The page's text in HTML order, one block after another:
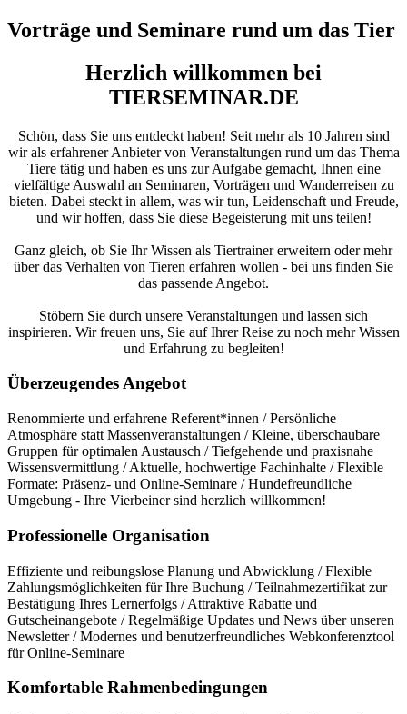
Vorträge und Seminare rund um das Tier
Herzlich willkommen bei
TIERSEMINAR.DE
Schön, dass Sie uns entdeckt haben! Seit mehr als 10 Jahren sind
wir als erfahrener Anbieter von Veranstaltungen rund um das Thema
Tiere tätig und haben es uns zur Aufgabe gemacht, Ihnen eine
vielfältige Auswahl an Seminaren, Vorträgen und Wanderreisen zu
bieten. Dabei steckt in allem, was wir tun, Leidenschaft und Freude,
und wir hoffen, dass Sie diese Begeisterung mit uns teilen!
Ganz gleich, ob Sie Ihr Wissen als Tiertrainer erweitern oder mehr
über das Verhalten von Tieren erfahren wollen - bei uns finden Sie
das passende Angebot.
Stöbern Sie durch unsere Veranstaltungen und lassen sich
inspirieren. Wir freuen uns, Sie auf Ihrer Reise zu noch mehr Wissen
und Erfahrung zu begleiten!
Überzeugendes Angebot
Renommierte und erfahrene Referent*innen / Persönliche
Atmosphäre statt Massenveranstaltungen / Kleine, überschaubare
Gruppen für optimalen Austausch / Tiefgehende und praxisnahe
Wissensvermittlung / Aktuelle, hochwertige Fachinhalte / Flexible
Formate: Präsenz- und Online-Seminare / Hundefreundliche
Umgebung - Ihre Vierbeiner sind herzlich willkommen!
Professionelle Organisation
Effiziente und reibungslose Planung und Abwicklung / Flexible
Zahlungsmöglichkeiten für Ihre Buchung / Teilnahmezertifikat zur
Bestätigung Ihres Lernerfolgs / Attraktive Rabatte und
Gutscheinangebote / Regelmäßige Updates und News über unseren
Newsletter / Modernes und benutzerfreundliches Webkonferenztool
für Online-Seminare
Komfortable Rahmenbedingungen